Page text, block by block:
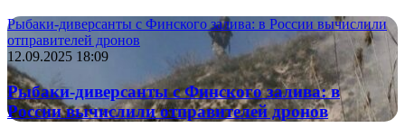
Рыбаки-диверсанты с Финского залива: в России вычислили
отправителей дронов
12.09.2025 18:09
Рыбаки-диверсанты с Финского залива: в
России вычислили отправителей дронов